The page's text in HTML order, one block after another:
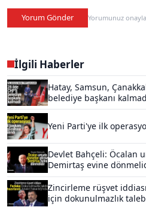
Yorum Gönder Yorumunuz
İlgili Haberler
Hatay, Samsun,
belediye başkanı
Yeni Parti'ye ilk
Devlet Bahçeli: Öcalan
Demirtaş evine
Zincirleme rüşvet
için dokunulmazlık